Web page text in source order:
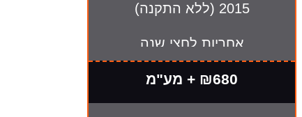
2015 (ללא התקנה)
אחריות לחצי שנה
₪680 + מע"מ